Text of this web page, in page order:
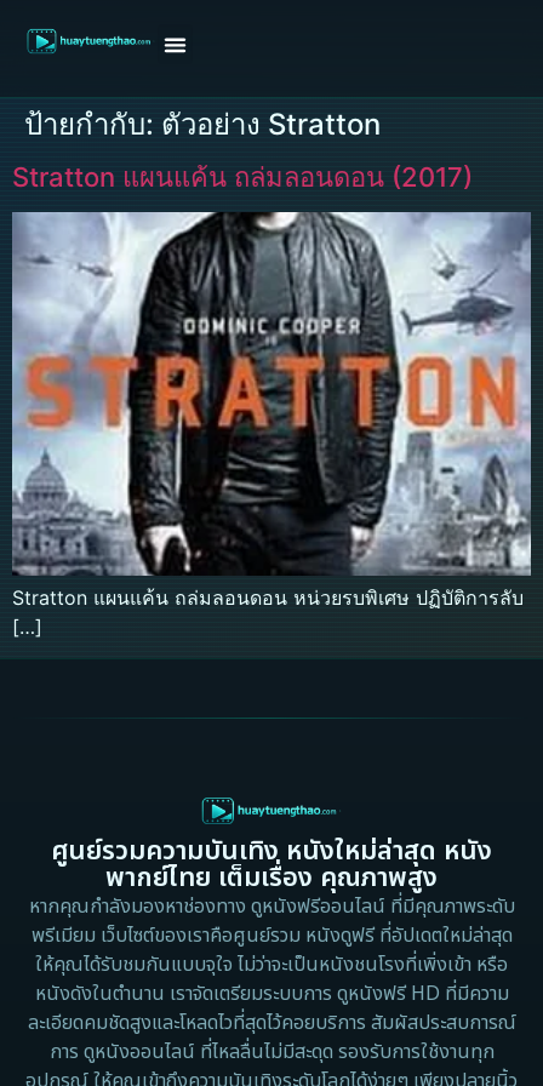
ป้ายกำกับ: ตัวอย่าง Stratton
Stratton แผนแค้น ถล่มลอนดอน (2017)
Stratton แผนแค้น ถล่มลอนดอน หน่วยรบพิเศษ ปฏิบัติการลับ
[…]
ศูนย์รวมความบันเทิง หนังใหม่ล่าสุด หนัง
พากย์ไทย เต็มเรื่อง คุณภาพสูง
หากคุณกำลังมองหาช่องทาง ดูหนังฟรีออนไลน์ ที่มีคุณภาพระดับ
พรีเมียม เว็บไซต์ของเราคือศูนย์รวม หนังดูฟรี ที่อัปเดตใหม่ล่าสุด
ให้คุณได้รับชมกันแบบจุใจ ไม่ว่าจะเป็นหนังชนโรงที่เพิ่งเข้า หรือ
หนังดังในตำนาน เราจัดเตรียมระบบการ ดูหนังฟรี HD ที่มีความ
ละเอียดคมชัดสูงและโหลดไวที่สุดไว้คอยบริการ สัมผัสประสบการณ์
การ ดูหนังออนไลน์ ที่ไหลลื่นไม่มีสะดุด รองรับการใช้งานทุก